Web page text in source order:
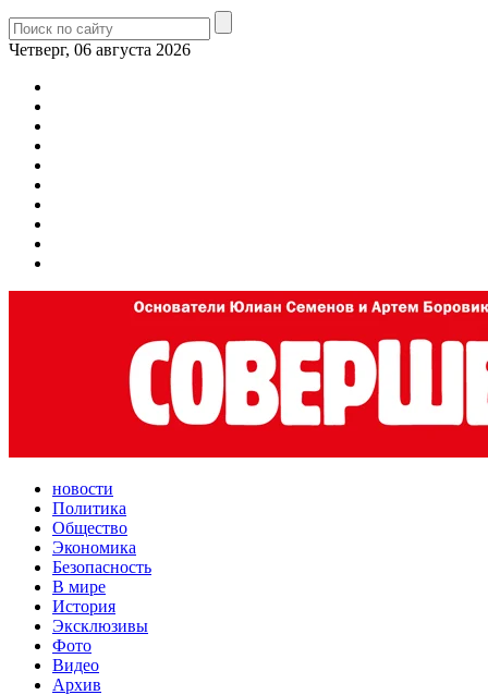
Четверг, 06 августа 2026
новости
Политика
Общество
Экономика
Безопасность
В мире
История
Эксклюзивы
Фото
Видео
Архив